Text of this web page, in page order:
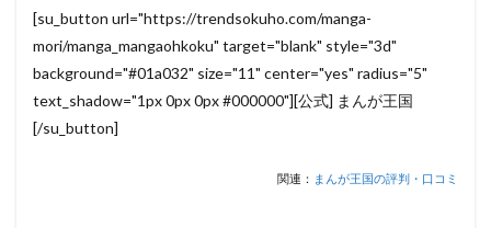
[su_button url="https://trendsokuho.com/manga-
mori/manga_mangaohkoku" target="blank" style="3d"
background="#01a032" size="11" center="yes" radius="5"
text_shadow="1px 0px 0px #000000"][公式] まんが王国
[/su_button]
関連： まんが王国の評判・口コミ